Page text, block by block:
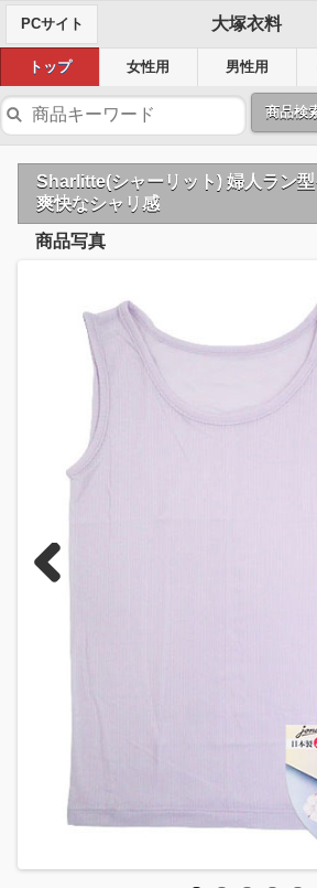
PCサイト 大塚衣料
トップ 女性用 男性用
商品検
Sharlitte(シャーリット) 婦人ラン
爽快なシャリ感
商品写真